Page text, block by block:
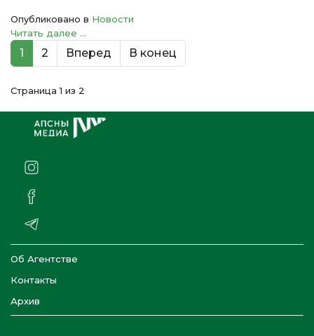
Опубликовано в Новости
Читать далее ...
1 2 Вперед В конец
Страница 1 из 2
Об Агентстве
Контакты
Архив